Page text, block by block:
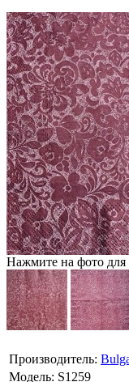
Нажмите на фото для
Производитель:
Модель: S1259